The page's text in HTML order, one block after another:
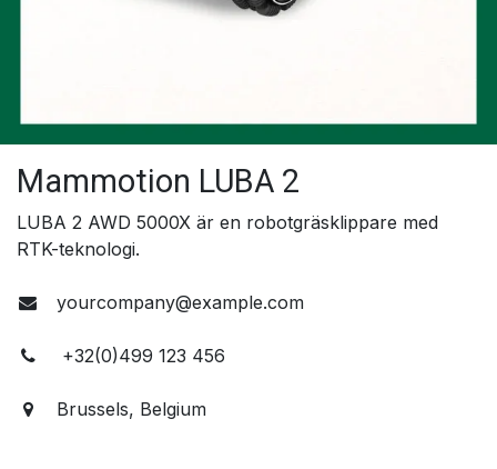
Mammotion LUBA 2
LUBA 2 AWD 5000X är en robotgräsklippare med
RTK-teknologi.
yourcompany@example.com
+32(0)499 123 456
Brussels, Belgium